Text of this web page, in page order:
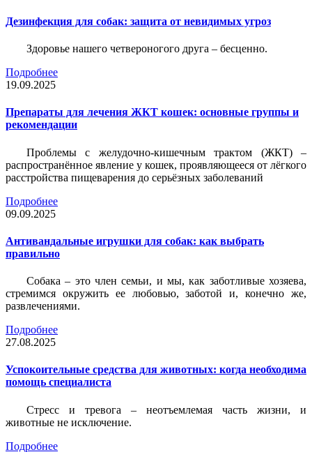
Дезинфекция для собак: защита от невидимых угроз
Здоровье нашего четвероногого друга – бесценно.
Подробнее
19.09.2025
Препараты для лечения ЖКТ кошек: основные группы и
рекомендации
Проблемы с желудочно-кишечным трактом (ЖКТ) –
распространённое явление у кошек, проявляющееся от лёгкого
расстройства пищеварения до серьёзных заболеваний
Подробнее
09.09.2025
Антивандальные игрушки для собак: как выбрать
правильно
Собака – это член семьи, и мы, как заботливые хозяева,
стремимся окружить ее любовью, заботой и, конечно же,
развлечениями.
Подробнее
27.08.2025
Успокоительные средства для животных: когда необходима
помощь специалиста
Стресс и тревога – неотъемлемая часть жизни, и
животные не исключение.
Подробнее